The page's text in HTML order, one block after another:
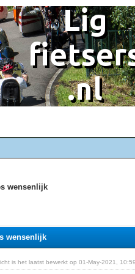
wensenlijk
wensenlijk
is het laatst bewerkt op 01-May-2021,